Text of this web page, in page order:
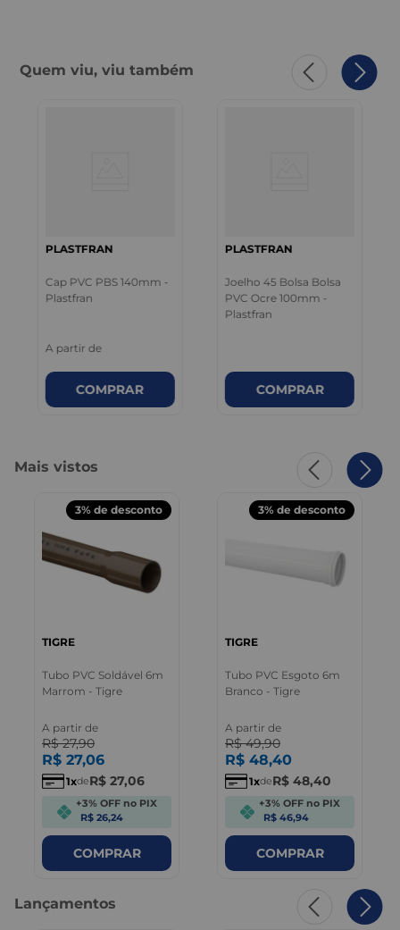
Quem viu, viu também
PLASTFRAN
Cap PVC PBS 140mm -
Plastfran
A partir de
COMPRAR
PLASTFRAN
Joelho 45 Bolsa Bolsa
PVC Ocre 100mm -
Plastfran
COMPRAR
Mais vistos
3% de desconto
TIGRE
Tubo PVC Soldável 6m
Marrom - Tigre
A partir de
R$ 27,90
R$ 27,06
1 deR$ 27,06
+3% OFF no PIX
R$ 26,24
COMPRAR
3% de desconto
TIGRE
Tubo PVC Esgoto 6m
Branco - Tigre
A partir de
R$ 49,90
R$ 48,40
1 deR$ 48,40
+3% OFF no PIX
R$ 46,94
COMPRAR
Lançamentos